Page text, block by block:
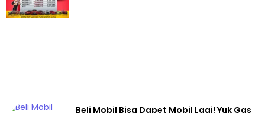
Beli Mobil Bisa Dapet Mobil Lagi! Yuk Gas